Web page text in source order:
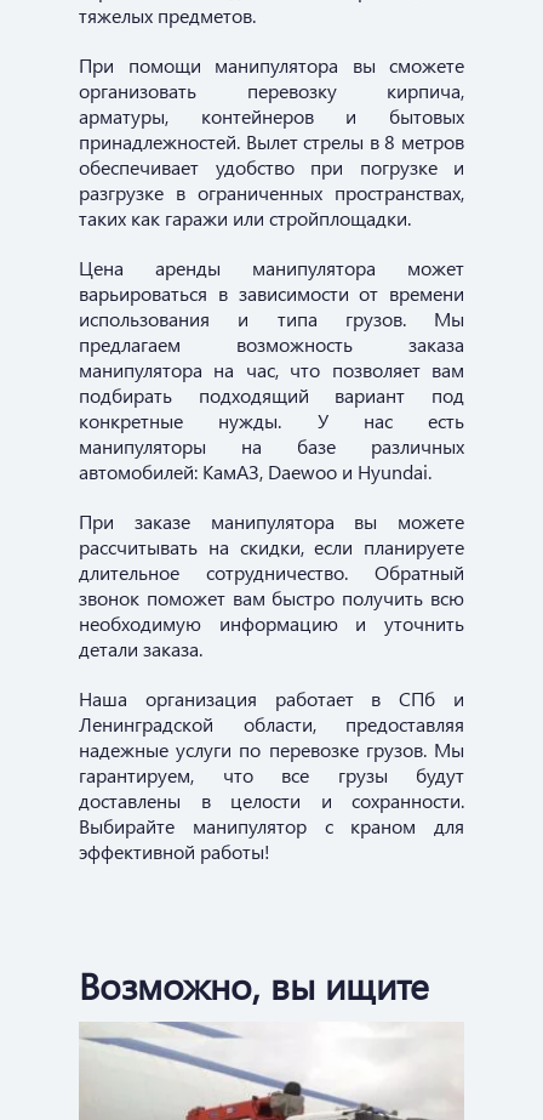
тяжелых предметов.
При помощи манипулятора вы сможете
организовать перевозку кирпича,
арматуры, контейнеров и бытовых
принадлежностей. Вылет стрелы в 8 метров
обеспечивает удобство при погрузке и
разгрузке в ограниченных пространствах,
таких как гаражи или стройплощадки.
Цена аренды манипулятора может
варьироваться в зависимости от времени
использования и типа грузов. Мы
предлагаем возможность заказа
манипулятора на час, что позволяет вам
подбирать подходящий вариант под
конкретные нужды. У нас есть
манипуляторы на базе различных
автомобилей: КамАЗ, Daewoo и Hyundai.
При заказе манипулятора вы можете
рассчитывать на скидки, если планируете
длительное сотрудничество. Обратный
звонок поможет вам быстро получить всю
необходимую информацию и уточнить
детали заказа.
Наша организация работает в СПб и
Ленинградской области, предоставляя
надежные услуги по перевозке грузов. Мы
гарантируем, что все грузы будут
доставлены в целости и сохранности.
Выбирайте манипулятор с краном для
эффективной работы!
Возможно, вы ищите